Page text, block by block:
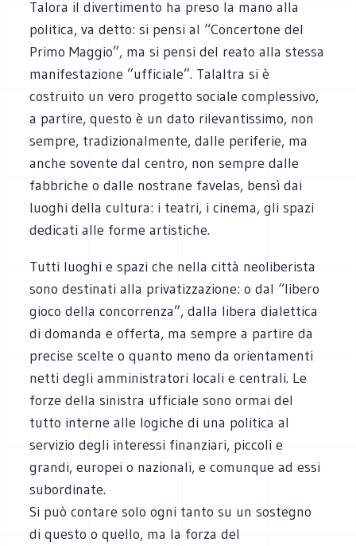
Talora il divertimento ha preso la mano alla
politica, va detto: si pensi al “Concertone del
Primo Maggio”, ma si pensi del reato alla stessa
manifestazione ”ufficiale”. Talaltra si è
costruito un vero progetto sociale complessivo,
a partire, questo è un dato rilevantissimo, non
sempre, tradizionalmente, dalle periferie, ma
anche sovente dal centro, non sempre dalle
fabbriche o dalle nostrane favelas, bensì dai
luoghi della cultura: i teatri, i cinema, gli spazi
dedicati alle forme artistiche.
Tutti luoghi e spazi che nella città neoliberista
sono destinati alla privatizzazione: o dal “libero
gioco della concorrenza”, dalla libera dialettica
di domanda e offerta, ma sempre a partire da
precise scelte o quanto meno da orientamenti
netti degli amministratori locali e centrali. Le
forze della sinistra ufficiale sono ormai del
tutto interne alle logiche di una politica al
servizio degli interessi finanziari, piccoli e
grandi, europei o nazionali, e comunque ad essi
subordinate.
Si può contare solo ogni tanto su un sostegno
di questo o quello, ma la forza del